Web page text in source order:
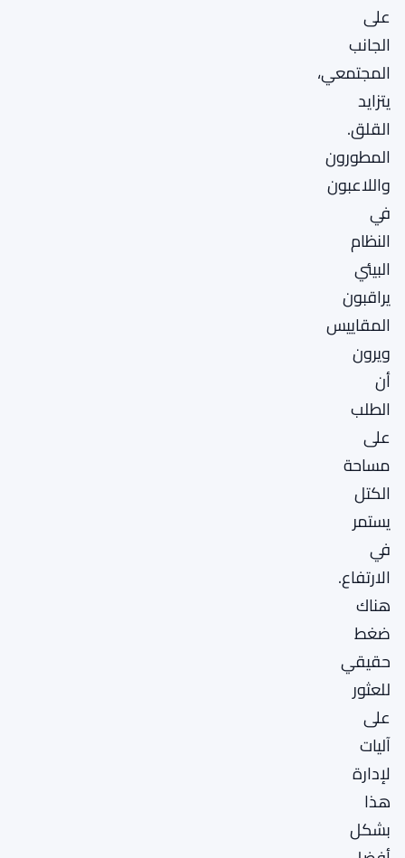
على
الجانب
المجتمعي،
يتزايد
القلق.
المطورون
واللاعبون
في
النظام
البيئي
يراقبون
المقاييس
ويرون
أن
الطلب
على
مساحة
الكتل
يستمر
في
الارتفاع.
هناك
ضغط
حقيقي
للعثور
على
آليات
لإدارة
هذا
بشكل